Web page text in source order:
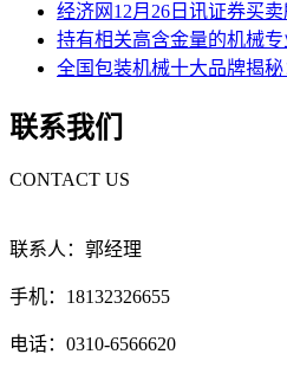
经济网12月26日讯证券买
持有相关高含金量的机械专
全国包装机械十大品牌揭
联系我们
CONTACT US
联系人：郭经理
手机：18132326655
电话：0310-6566620